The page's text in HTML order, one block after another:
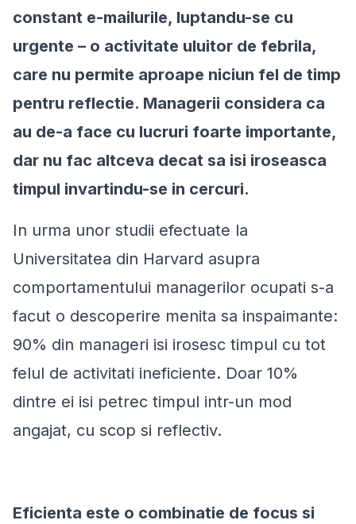
constant e-mailurile, luptandu-se cu
urgente – o activitate uluitor de febrila,
care nu permite aproape niciun fel de timp
pentru reflectie. Managerii considera ca
au de-a face cu lucruri foarte importante,
dar nu fac altceva decat sa isi iroseasca
timpul invartindu-se in cercuri.
In urma unor studii efectuate la
Universitatea din Harvard asupra
comportamentului managerilor ocupati s-a
facut o descoperire menita sa inspaimante:
90% din manageri isi irosesc timpul cu tot
felul de activitati ineficiente. Doar 10%
dintre ei isi petrec timpul intr-un mod
angajat, cu scop si reflectiv.
Eficienta este o combinatie de focus si